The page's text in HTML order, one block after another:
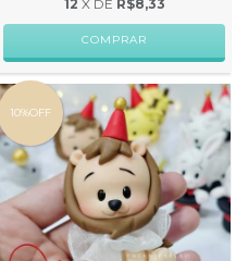
12 X DE R$8,33
10%OFF